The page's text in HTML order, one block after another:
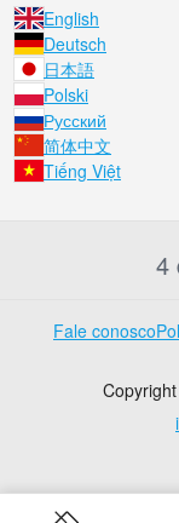
English
Deutsch
日本語
Polski
Русский
简体中文
Tiếng Việt
4
Fale conosco